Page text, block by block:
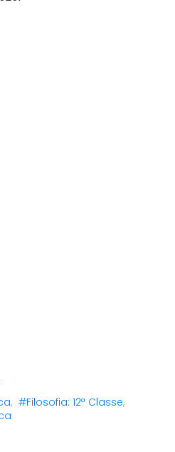
, #Filosofia: 12ª Classe,